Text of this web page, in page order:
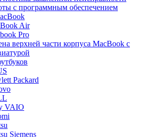
с программным обеспечением
Air
Pro
верхней части корпуса MacBook с
Packard
VAIO
Siemens